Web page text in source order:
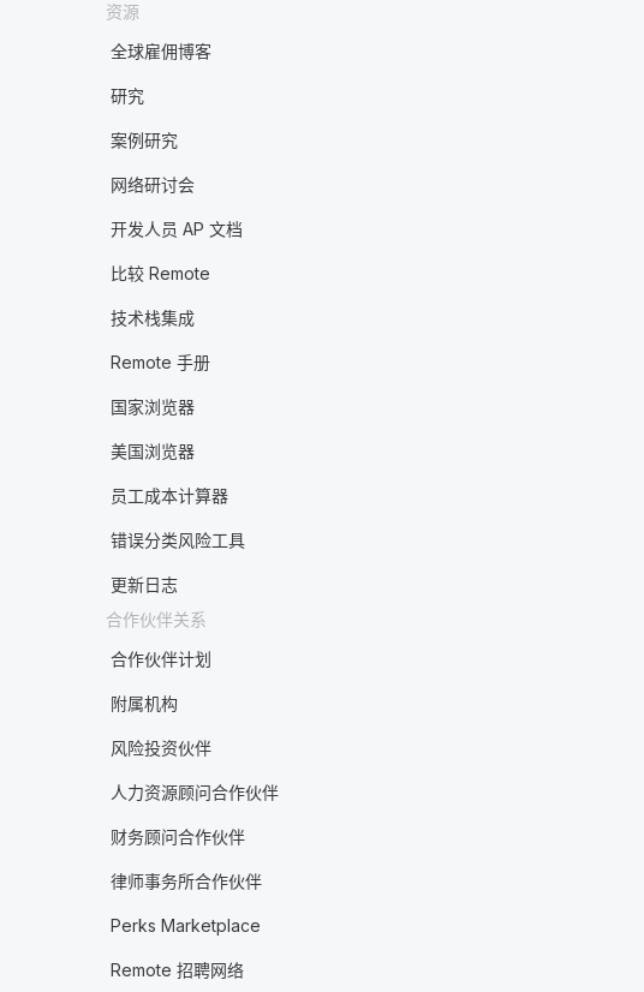
资源
全球雇佣博客
研究
案例研究
网络研讨会
开发人员 AP 文档
比较 Remote
技术栈集成
Remote 手册
国家浏览器
美国浏览器
员工成本计算器
错误分类风险工具
更新日志
合作伙伴关系
合作伙伴计划
附属机构
风险投资伙伴
人力资源顾问合作伙伴
财务顾问合作伙伴
律师事务所合作伙伴
Perks Marketplace
Remote 招聘网络